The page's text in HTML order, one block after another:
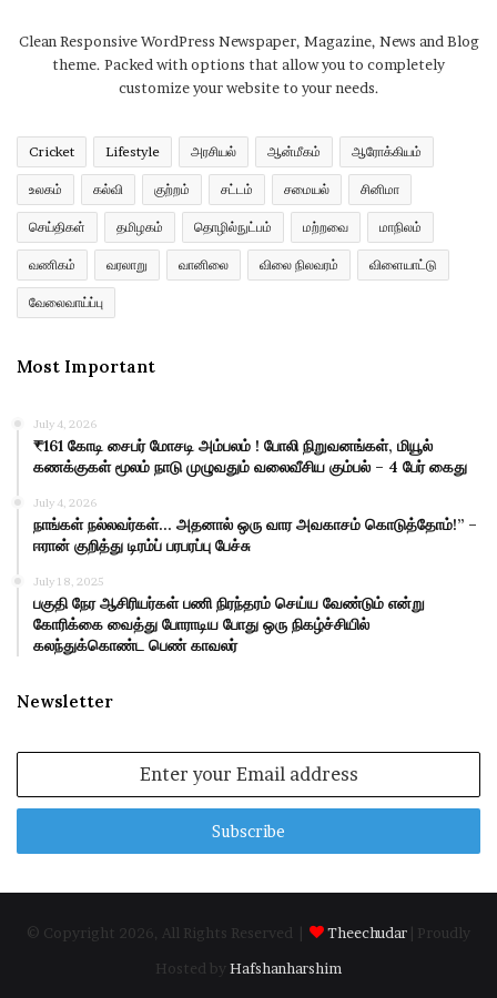
Clean Responsive WordPress Newspaper, Magazine, News and Blog
theme. Packed with options that allow you to completely
customize your website to your needs.
Cricket Lifestyle அரசியல் ஆன்மீகம் ஆரோக்கியம்
உலகம் கல்வி குற்றம் சட்டம் சமையல் சினிமா
செய்திகள் தமிழகம் தொழில்நுட்பம் மற்றவை மாநிலம்
வணிகம் வரலாறு வானிலை விலை நிலவரம் விளையாட்டு
வேலைவாய்ப்பு
Most Important
July 4, 2026
₹161 கோடி சைபர் மோசடி அம்பலம் ! போலி நிறுவனங்கள், மியூல்
கணக்குகள் மூலம் நாடு முழுவதும் வலைவீசிய கும்பல் – 4 பேர் கைது
July 4, 2026
நாங்கள் நல்லவர்கள்… அதனால் ஒரு வார அவகாசம் கொடுத்தோம்!” –
ஈரான் குறித்து டிரம்ப் பரபரப்பு பேச்சு
July 18, 2025
பகுதி நேர ஆசிரியர்கள் பணி நிரந்தரம் செய்ய வேண்டும் என்று
கோரிக்கை வைத்து போராடிய போது ஒரு நிகழ்ச்சியில்
கலந்துக்கொண்ட பெண் காவலர்
Newsletter
Email
© Copyright 2026, All Rights Reserved | Theechudar
| Proudly
Hosted by Hafshanharshim